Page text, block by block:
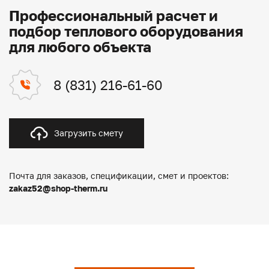
Профессиональный расчет и
подбор теплового оборудования
для любого объекта
8 (831) 216-61-60
Загрузить смету
Почта для заказов, спецификации, смет и проектов:
zakaz52@shop-therm.ru